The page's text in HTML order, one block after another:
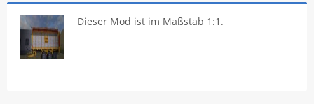
Dieser Mod ist im Maßstab 1:1.